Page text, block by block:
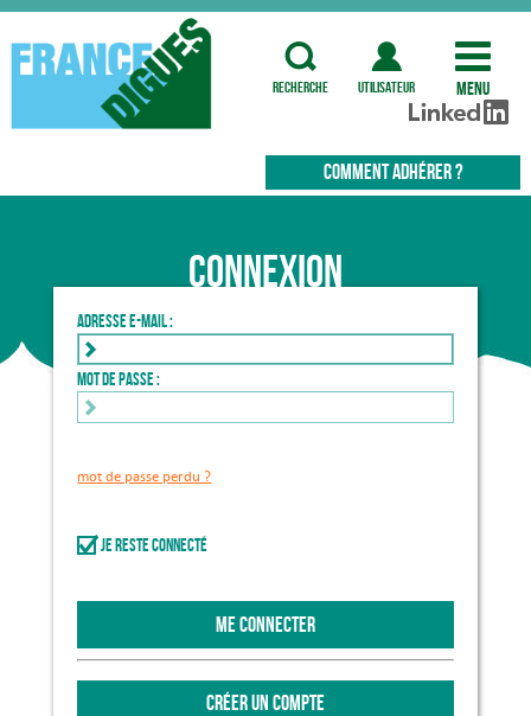
recherche utilisateur Menu
COMMENT ADHÉRER ?
Connexion
Adresse e-mail :
Mot de passe :
mot de passe perdu ?
Je reste connecté
ME CONNECTER
CRÉER UN COMPTE